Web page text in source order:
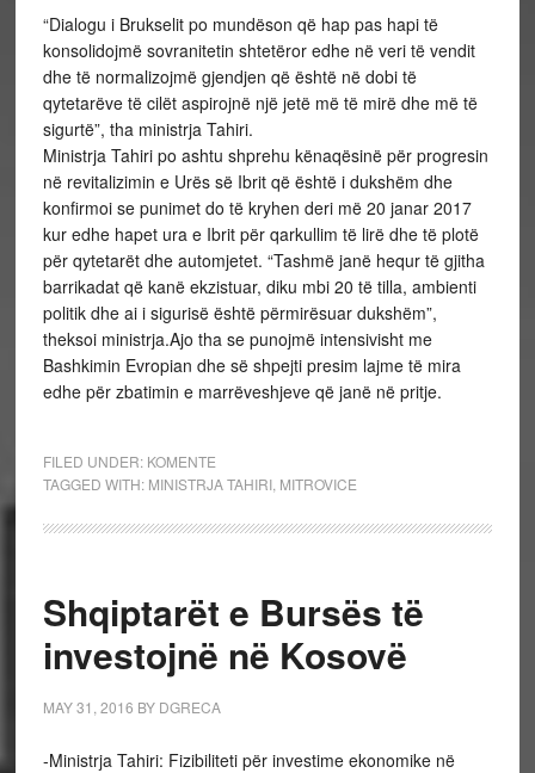
“Dialogu i Brukselit po mundëson që hap pas hapi të
konsolidojmë sovranitetin shtetëror edhe në veri të vendit
dhe të normalizojmë gjendjen që është në dobi të
qytetarëve të cilët aspirojnë një jetë më të mirë dhe më të
sigurtë”, tha ministrja Tahiri.
Ministrja Tahiri po ashtu shprehu kënaqësinë për progresin
në revitalizimin e Urës së Ibrit që është i dukshëm dhe
konfirmoi se punimet do të kryhen deri më 20 janar 2017
kur edhe hapet ura e Ibrit për qarkullim të lirë dhe të plotë
për qytetarët dhe automjetet. “Tashmë janë hequr të gjitha
barrikadat që kanë ekzistuar, diku mbi 20 të tilla, ambienti
politik dhe ai i sigurisë është përmirësuar dukshëm”,
theksoi ministrja.Ajo tha se punojmë intensivisht me
Bashkimin Evropian dhe së shpejti presim lajme të mira
edhe për zbatimin e marrëveshjeve që janë në pritje.
FILED UNDER: KOMENTE
TAGGED WITH: MINISTRJA TAHIRI, MITROVICE
Shqiptarët e Bursës të
investojnë në Kosovë
MAY 31, 2016 BY DGRECA
-Ministrja Tahiri: Fizibiliteti për investime ekonomike në